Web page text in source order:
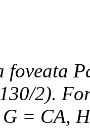
foveata
2).
= CA,